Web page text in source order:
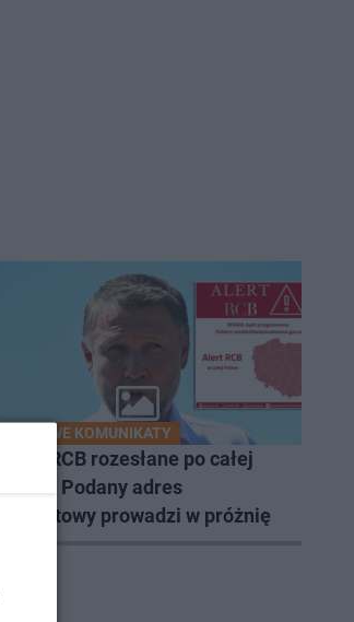
RZĄDOWE KOMUNIKATY
Alerty RCB rozesłane po całej
Polsce. Podany adres
internetowy prowadzi w próżnię